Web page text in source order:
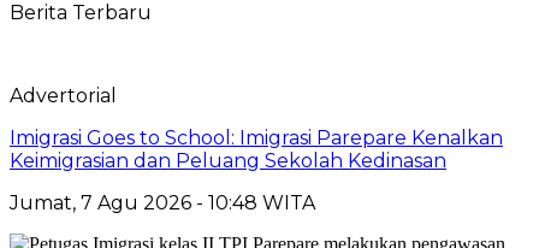
Berita Terbaru
Advertorial
Imigrasi Goes to School: Imigrasi Parepare Kenalkan
Keimigrasian dan Peluang Sekolah Kedinasan
Jumat, 7 Agu 2026 - 10:48 WITA